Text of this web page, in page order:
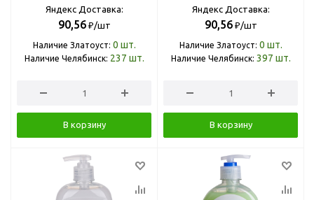
Яндекс Доставка:
90,56₽/шт
Наличие Златоуст: 0 шт.
Наличие Челябинск: 237 шт.
В корзину
Яндекс Доставка:
90,56₽/шт
Наличие Златоуст: 0 шт.
Наличие Челябинск: 397 шт.
В корзину